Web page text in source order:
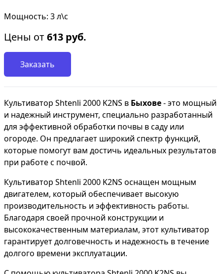
Мощность: 3 л\с
Цены от613 руб.
Заказать
Культиватор Shtenli 2000 K2NS в Быхове- это мощный
и надежный инструмент, специально разработанный
для эффективной обработки почвы в саду или
огороде. Он предлагает широкий спектр функций,
которые помогут вам достичь идеальных результатов
при работе с почвой.
Культиватор Shtenli 2000 K2NS оснащен мощным
двигателем, который обеспечивает высокую
производительность и эффективность работы.
Благодаря своей прочной конструкции и
высококачественным материалам, этот культиватор
гарантирует долговечность и надежность в течение
долгого времени эксплуатации.